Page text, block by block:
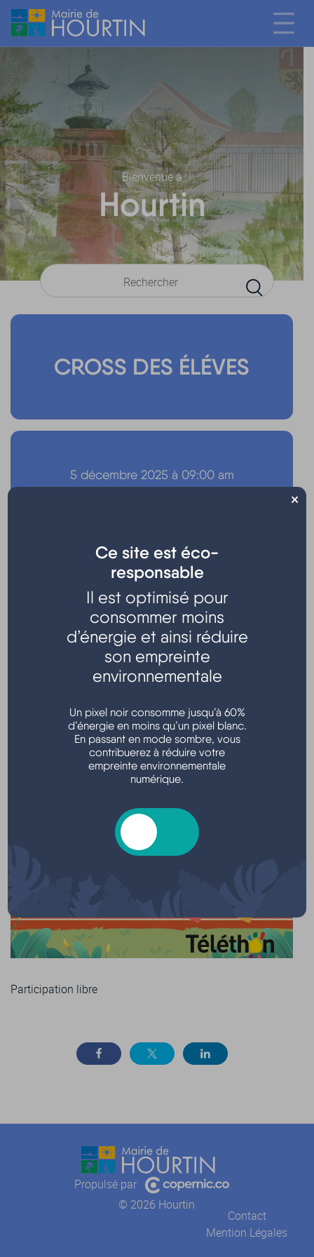
Bienvenue à
Hourtin
CROSS DES ÉLÉVES
5 décembre 2025 à 09:00 am
- 5 décembre 2025 à 12:30 pm
Participation libre
Propulsé par
© 2026 Hourtin
Contact
Mention Légales
Ce site est éco-
responsable
Il est optimisé pour
consommer moins
d’énergie et ainsi réduire
son empreinte
environnementale
Un pixel noir consomme jusqu’à 60%
d’énergie en moins qu’un pixel blanc.
En passant en mode sombre, vous
contribuerez à réduire votre
empreinte environnementale
numérique.
×